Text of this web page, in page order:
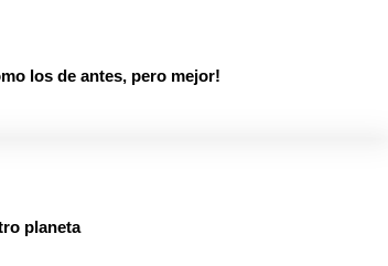
los de antes, pero mejor!
planeta